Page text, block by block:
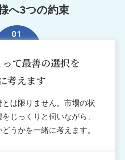
へ3つの約束
01
て最善の選択を
考えます
は限りません。市場の状
じっくりと伺いながら、
うかを一緒に考えます。